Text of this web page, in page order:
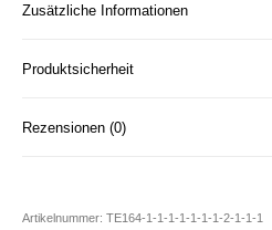
Zusätzliche Informationen
Produktsicherheit
Rezensionen (0)
Artikelnummer:TE164-1-1-1-1-1-1-1-2-1-1-1